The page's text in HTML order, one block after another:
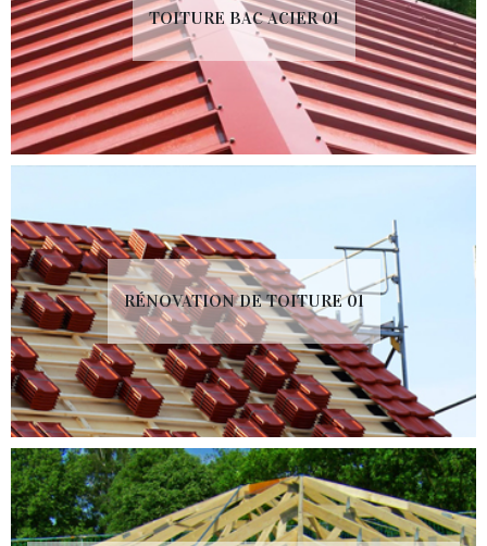
TOITURE BAC ACIER 01
RÉNOVATION DE TOITURE 01